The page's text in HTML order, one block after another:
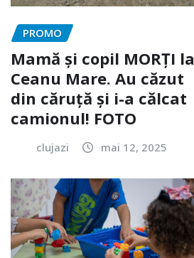
PROMO
Mamă și copil MORȚI la
Ceanu Mare. Au căzut
din căruță și i-a călcat
camionul! FOTO
clujazi mai 12, 2025